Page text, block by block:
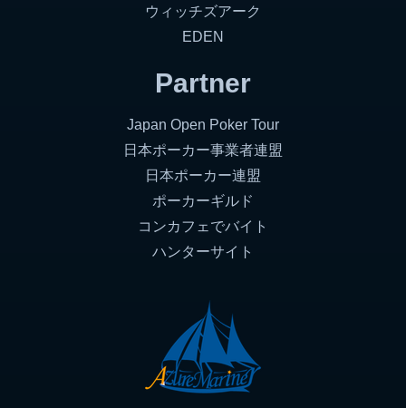
ウィッチズアーク
EDEN
Partner
Japan Open Poker Tour
日本ポーカー事業者連盟
日本ポーカー連盟
ポーカーギルド
コンカフェでバイト
ハンターサイト